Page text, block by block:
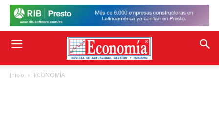
Inicio ECONOMÍA